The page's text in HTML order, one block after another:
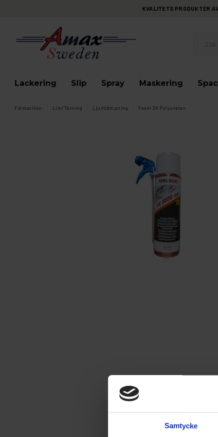
Samtycke
KVALITETS PRODUKTER
Lackering Slip Spray Maskering
Förstasidan Lim/Tätning Ljuddämpning Foam 2K Polyuretan